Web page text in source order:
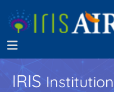
IRIS